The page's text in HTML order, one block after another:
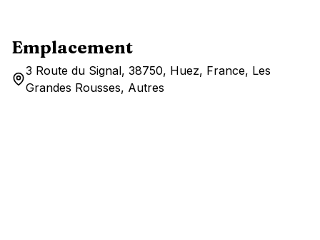
Emplacement
3 Route du Signal, 38750, Huez, France, Les
Grandes Rousses, Autres